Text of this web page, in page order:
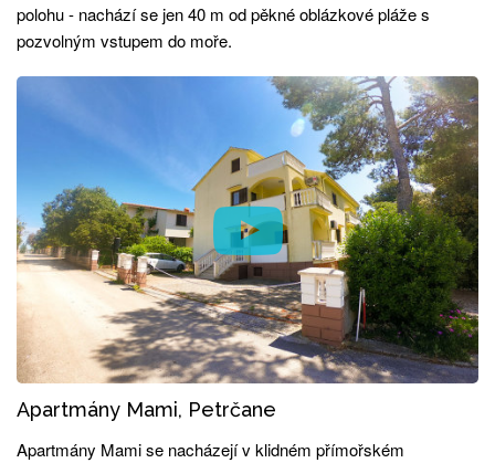
polohu - nachází se jen 40 m od pěkné oblázkové pláže s
pozvolným vstupem do moře.
Apartmány Mami, Petrčane
Apartmány Mami se nacházejí v klidném přímořském